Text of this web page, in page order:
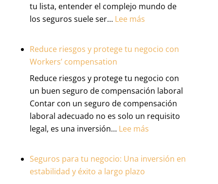
tu lista, entender el complejo mundo de
los seguros suele ser… Lee más:
Esenciales
para
La
Guía
Definitiva
para
Proteger
Negocio
y
Reduce riesgos y protege tu negocio con
Workers’ compensation
Reduce riesgos y protege tu negocio con
un buen seguro de compensación laboral
Contar con un seguro de compensación
laboral adecuado no es solo un requisito
legal, es una inversión… Lee más:
riesgos
Seguros para tu negocio: Una inversión en
estabilidad y éxito a largo plazo